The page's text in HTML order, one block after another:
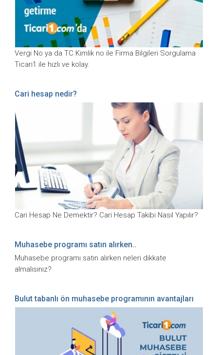
Vergi No ya da TC Kimlik no ile Firma Bilgileri Sorgulama
Ticari1 ile hızlı ve kolay.
Cari hesap nedir?
Cari Hesap Ne Demektir? Cari Hesap Takibi Nasıl Yapılır?
Muhasebe programı satın alırken..
Muhasebe programı satın alırken neleri dikkate
almalısınız?
Bulut tabanlı ön muhasebe programının avantajları